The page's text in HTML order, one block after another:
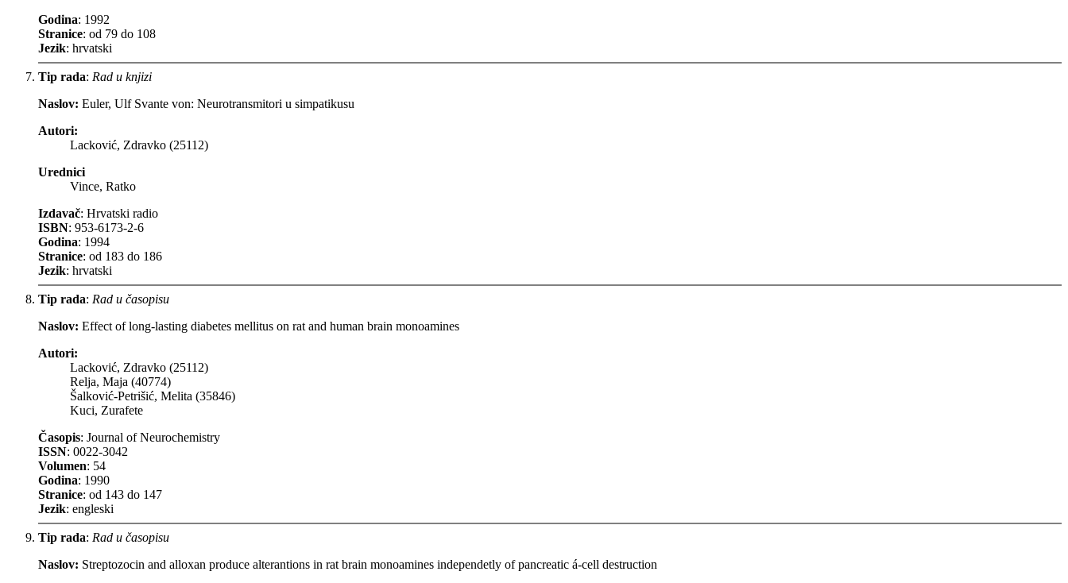
Godina: 1992
Stranice: od 79 do 108
Jezik: hrvatski
Tip rada: Rad u knjizi
Naslov: Euler, Ulf Svante von: Neurotransmitori u simpatikusu
Autori:
Lacković, Zdravko (25112)
Urednici
Vince, Ratko
Izdavač: Hrvatski radio
ISBN: 953-6173-2-6
Godina: 1994
Stranice: od 183 do 186
Jezik: hrvatski
Tip rada: Rad u časopisu
Naslov: Effect of long-lasting diabetes mellitus on rat and human brain monoamines
Autori:
Lacković, Zdravko (25112)
Relja, Maja (40774)
Šalković-Petrišić, Melita (35846)
Kuci, Zurafete
Časopis: Journal of Neurochemistry
ISSN: 0022-3042
Volumen: 54
Godina: 1990
Stranice: od 143 do 147
Jezik: engleski
Tip rada: Rad u časopisu
Naslov: Streptozocin and alloxan produce alterantions in rat brain monoamines independetly of pancreatic á-cell destruction